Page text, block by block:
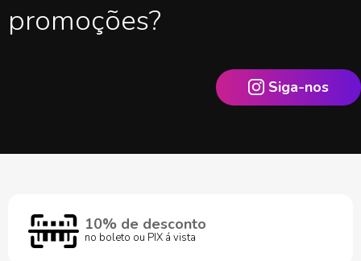
promoções?
Siga-nos
10% de desconto
no boleto ou PIX á vista